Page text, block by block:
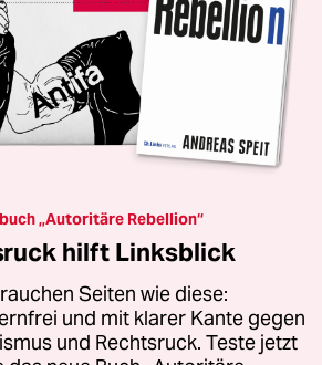
„Autoritäre Rebellion“
hilft Linksblick
Seiten wie diese:
und mit klarer Kante gegen
und Rechtsruck. Teste jetzt